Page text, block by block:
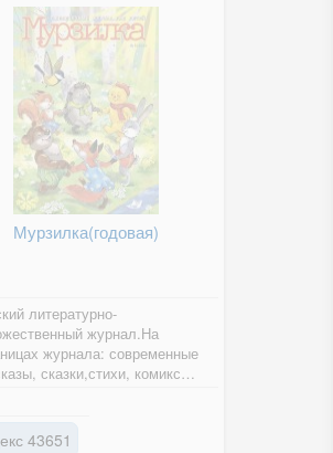
Мурзилка(годовая)
литературно-
журнал.На
журнала: современные
сказки,стихи, комиксы,
43651